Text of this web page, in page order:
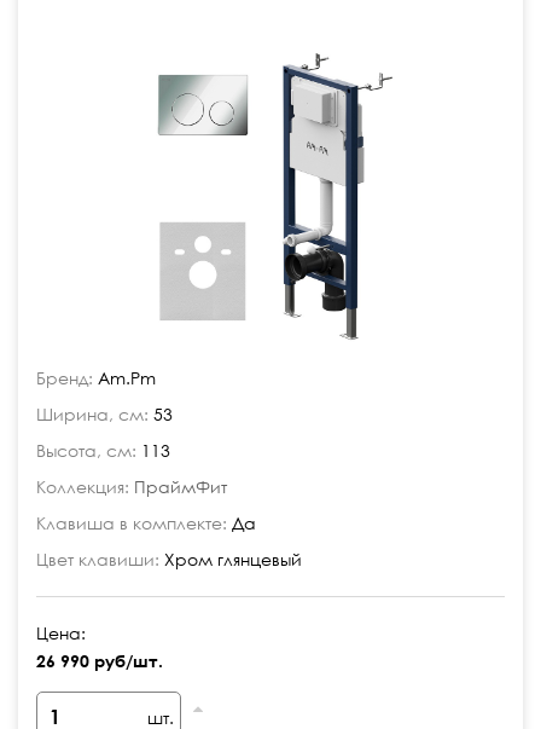
Бренд: Am.Pm
Ширина, см: 53
Высота, см: 113
Коллекция: ПраймФит
Клавиша в комплекте: Да
Цвет клавиши: Хром глянцевый
Цена:
26 990 руб/шт.
шт.